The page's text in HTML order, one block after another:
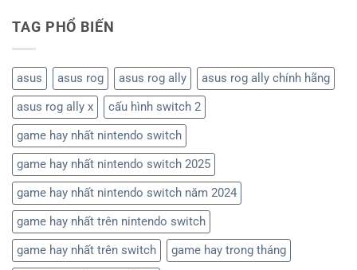
TAG PHỔ BIẾN
asus asus rog asus rog ally
asus rog ally chính hãng
asus rog ally x
cấu hình switch 2
game hay nhất nintendo switch
game hay nhất nintendo switch 2025
game hay nhất nintendo switch năm 2024
game hay nhất trên nintendo switch
game hay nhất trên switch
game hay trong tháng